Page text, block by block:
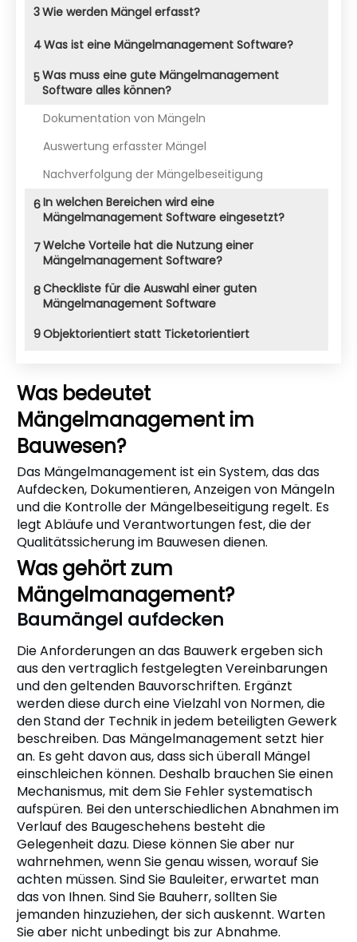
3Wie werden Mängel erfasst?
4Was ist eine Mängelmanagement Software?
5Was muss eine gute Mängelmanagement
Software alles können?
Dokumentation von Mängeln
Auswertung erfasster Mängel
Nachverfolgung der Mängelbeseitigung
6In welchen Bereichen wird eine
Mängelmanagement Software eingesetzt?
7Welche Vorteile hat die Nutzung einer
Mängelmanagement Software?
8Checkliste für die Auswahl einer guten
Mängelmanagement Software
9Objektorientiert statt Ticketorientiert
Was bedeutet
Mängelmanagement im
Bauwesen?
Das Mängelmanagement ist ein System, das das
Aufdecken, Dokumentieren, Anzeigen von Mängeln
und die Kontrolle der Mängelbeseitigung regelt. Es
legt Abläufe und Verantwortungen fest, die der
Qualitätssicherung im Bauwesen dienen.
Was gehört zum
Mängelmanagement?
Baumängel aufdecken
Die Anforderungen an das Bauwerk ergeben sich
aus den vertraglich festgelegten Vereinbarungen
und den geltenden Bauvorschriften. Ergänzt
werden diese durch eine Vielzahl von Normen, die
den Stand der Technik in jedem beteiligten Gewerk
beschreiben. Das Mängelmanagement setzt hier
an. Es geht davon aus, dass sich überall Mängel
einschleichen können. Deshalb brauchen Sie einen
Mechanismus, mit dem Sie Fehler systematisch
aufspüren. Bei den unterschiedlichen Abnahmen im
Verlauf des Baugeschehens besteht die
Gelegenheit dazu. Diese können Sie aber nur
wahrnehmen, wenn Sie genau wissen, worauf Sie
achten müssen. Sind Sie Bauleiter, erwartet man
das von Ihnen. Sind Sie Bauherr, sollten Sie
jemanden hinzuziehen, der sich auskennt. Warten
Sie aber nicht unbedingt bis zur Abnahme.